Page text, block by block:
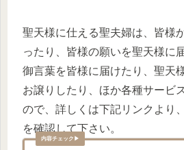
聖天様に仕える聖夫婦は、皆様
ったり、皆様の願いを聖天様に
御言葉を皆様に届けたり、聖天
お譲りしたり、ほか各種サービ
ので、詳しくは下記リンクより
を確認して下さい。